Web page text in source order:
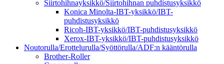
Siirtohihnayksikkö/Siirtohihnan puhdistusyksikkö
Konica Minolta-IBT-yksikkö/IBT-
puhdistusyksikkö
Ricoh-IBT-yksikkö/IBT-puhdistusyksikkö
Xerox-IBT-yksikkö/IBT-puhdistusyksikkö
Noutorulla/Erottelurulla/Syöttörulla/ADF:n kääntörulla
Brother-Roller